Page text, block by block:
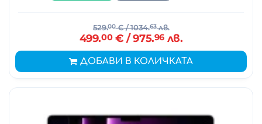
529.00€/ 1034.63лв.
499.00€ / 975.96лв.
ДОБАВИ В КОЛИЧКАТА